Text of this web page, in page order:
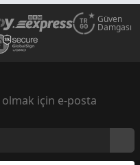
Güven
Damgası
için e-posta